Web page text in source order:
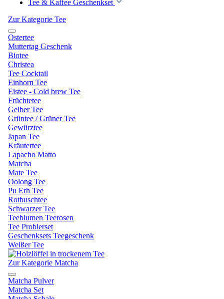
Tee & Kaffee Geschenkset
Zur Kategorie Tee
Ostertee
Muttertag Geschenk
Biotee
Christea
Tee Cocktail
Einhorn Tee
Eistee - Cold brew Tee
Früchtetee
Gelber Tee
Grüntee / Grüner Tee
Gewürztee
Japan Tee
Kräutertee
Lapacho Matto
Matcha
Mate Tee
Oolong Tee
Pu Erh Tee
Rotbuschtee
Schwarzer Tee
Teeblumen Teerosen
Tee Probierset
Geschenksets Teegeschenk
Weißer Tee
Zur Kategorie Matcha
Matcha Pulver
Matcha Set